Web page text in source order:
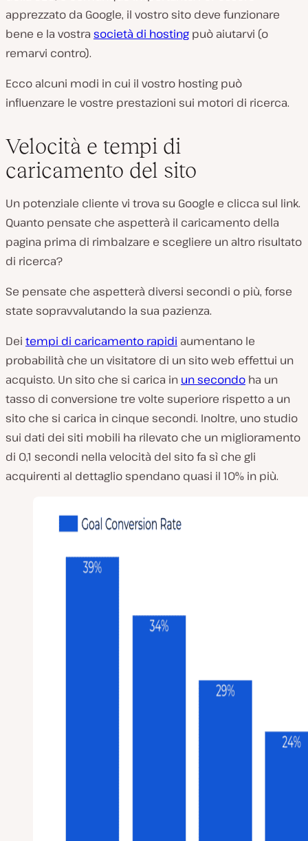
apprezzato da Google, il vostro sito deve funzionare
bene e la vostra società di hosting può aiutarvi (o
remarvi contro).
Ecco alcuni modi in cui il vostro hosting può
influenzare le vostre prestazioni sui motori di ricerca.
Velocità e tempi di
caricamento del sito
Un potenziale cliente vi trova su Google e clicca sul link.
Quanto pensate che aspetterà il caricamento della
pagina prima di rimbalzare e scegliere un altro risultato
di ricerca?
Se pensate che aspetterà diversi secondi o più, forse
state sopravvalutando la sua pazienza.
Dei tempi di caricamento rapidi aumentano le
probabilità che un visitatore di un sito web effettui un
acquisto. Un sito che si carica in un secondo ha un
tasso di conversione tre volte superiore rispetto a un
sito che si carica in cinque secondi. Inoltre, uno studio
sui dati dei siti mobili ha rilevato che un miglioramento
di 0,1 secondi nella velocità del sito fa sì che gli
acquirenti al dettaglio spendano quasi il 10% in più.